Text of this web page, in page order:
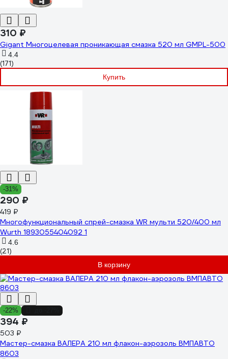
310 ₽
Gigant Многоцелевая проникающая смазка 520 мл GMPL-500
4.4
(171)
Купить
-31%
290 ₽
419 ₽
Многофункциональный спрей-смазка WR мульти 520/400 мл
Wurth 1893055404092 1
4.6
(21)
В корзину
-22%
394 ₽
503 ₽
Мастер-смазка ВАЛЕРА 210 мл флакон-аэрозоль ВМПАВТО
8603